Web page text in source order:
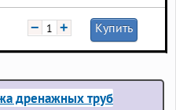
− + Купить
дренажных труб